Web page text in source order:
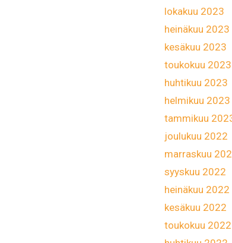
lokakuu 2023
heinäkuu 2023
kesäkuu 2023
toukokuu 2023
huhtikuu 2023
helmikuu 2023
tammikuu
joulukuu 2022
marraskuu
syyskuu 2022
heinäkuu 2022
kesäkuu 2022
toukokuu 2022